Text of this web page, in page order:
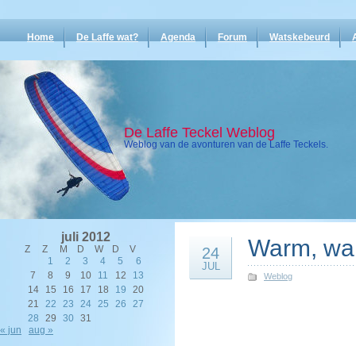
Home De Laffe wat? Agenda Forum Watskebeurd
De Laffe Teckel Weblog
Weblog van de avonturen van de Laffe Teckels.
juli 2012
Z Z M D W D
V
1
2 3 4 5
6
7
8 9 10 11 12
13
14
15 16 17 18 19
20
21
22 23 24 25 26
27
28
29 30
31
« jun
aug »
24
JUL
Warm,
Weblog